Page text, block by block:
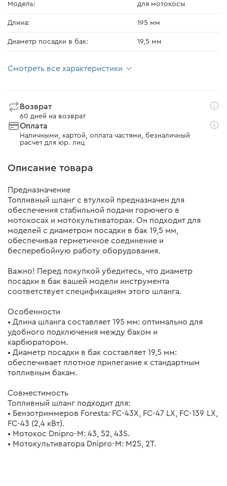
Модель: для мотокосы
Длина: 195 мм
Диаметр посадки в бак: 19,5 мм
Смотреть все характеристики
Возврат
60 дней на возврат
Оплата
Наличными, картой, оплата частями, безналичный
расчет для юр. лиц
Описание товара
Предназначение
Топливный шланг с втулкой предназначен для
обеспечения стабильной подачи горючего в
мотокосах и мотокультиваторах. Он подходит для
моделей с диаметром посадки в бак 19,5 мм,
обеспечивая герметичное соединение и
бесперебойную работу оборудования.
Важно! Перед покупкой убедитесь, что диаметр
посадки в бак вашей модели инструмента
соответствует спецификациям этого шланга.
Особенности
• Длина шланга составляет 195 мм: оптимально для
удобного подключения между баком и
карбюратором.
• Диаметр посадки в бак составляет 19,5 мм:
обеспечивает плотное прилегание к стандартным
топливным бакам.
Совместимость
Топливный шланг подходит для:
• Бензотриммеров Foresta: FC-43X, FC-47 LX, FC-139 LX,
FC-43 (2,4 кВт).
• Мотокос Dnipro-M: 43, 52, 43S.
• Мотокультиватора Dnipro-M: М25, 2Т.